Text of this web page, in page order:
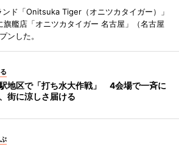
ド「Onitsuka Tiger（オニツカタイガー）」
艦店「オニツカタイガー 名古屋」（名古屋
ンした。
地区で「打ち水大作戦」 4会場で一斉に
街に涼しさ届ける